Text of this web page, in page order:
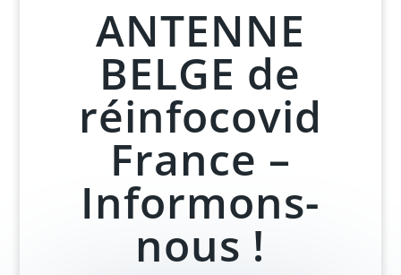
ANTENNE
BELGE de
réinfocovid
France –
Informons-
nous !